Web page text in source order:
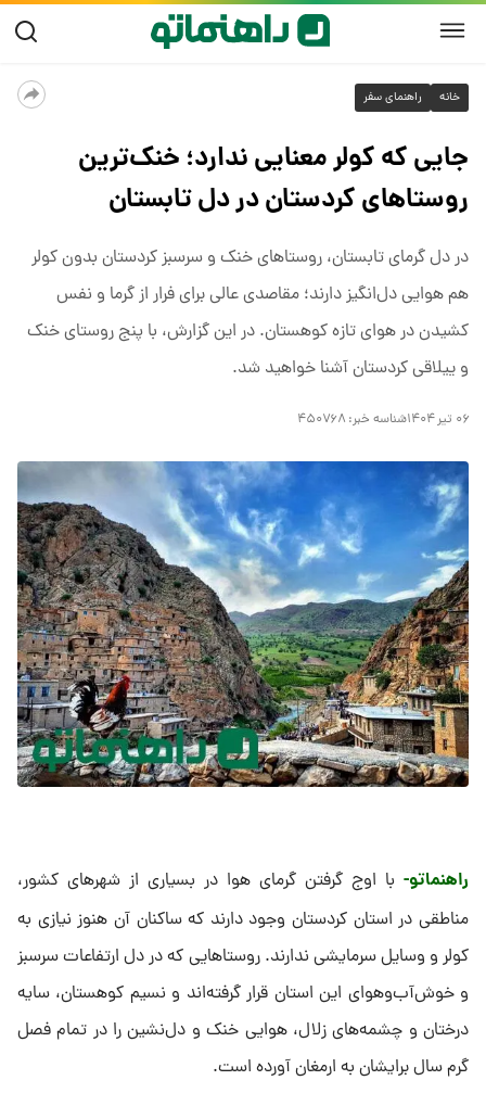
خانه راهنمای سفر
جایی که کولر معنایی ندارد؛ خنک‌ترین
روستاهای کردستان در دل تابستان
در دل گرمای تابستان، روستاهای خنک و سرسبز کردستان بدون کولر
هم هوایی دل‌انگیز دارند؛ مقاصدی عالی برای فرار از گرما و نفس
کشیدن در هوای تازه کوهستان. در این گزارش، با پنج روستای خنک
و ییلاقی کردستان آشنا خواهید شد.
۰۶ تیر ۱۴۰۴ شناسه خبر: ۴۵۰۷۶۸
راهنماتو- با اوج گرفتن گرمای هوا در بسیاری از شهرهای کشور،
مناطقی در استان کردستان وجود دارند که ساکنان آن هنوز نیازی به
کولر و وسایل سرمایشی ندارند. روستاهایی که در دل ارتفاعات سرسبز
و خوش‌آب‌وهوای این استان قرار گرفته‌اند و نسیم کوهستان، سایه
درختان و چشمه‌های زلال، هوایی خنک و دل‌نشین را در تمام فصل
گرم سال برایشان به ارمغان آورده است.